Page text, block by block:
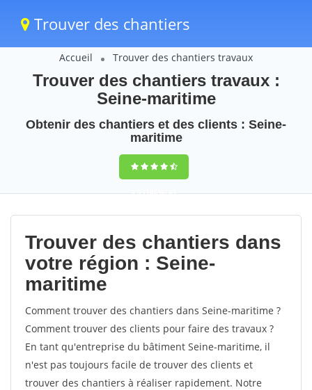
Trouver des chantiers
Accueil Trouver des chantiers travaux
Trouver des chantiers travaux :
Seine-maritime
Obtenir des chantiers et des clients : Seine-
maritime
9,5(100%)61
votes
Trouver des chantiers dans
votre région : Seine-
maritime
Comment trouver des chantiers dans Seine-maritime ?
Comment trouver des clients pour faire des travaux ?
En tant qu'entreprise du bâtiment Seine-maritime, il
n'est pas toujours facile de trouver des clients et
trouver des chantiers à réaliser rapidement. Notre